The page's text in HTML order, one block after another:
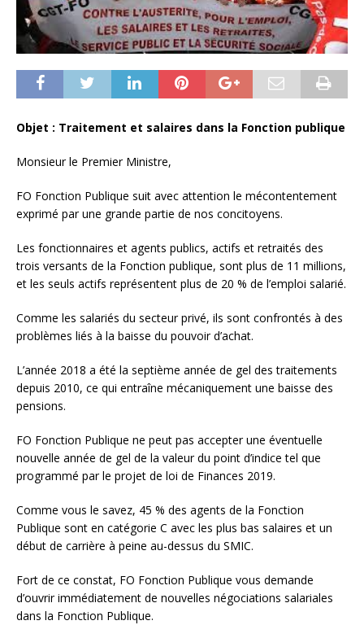
Objet : Traitement et salaires dans la Fonction publique
Monsieur le Premier Ministre,
FO Fonction Publique suit avec attention le mécontentement
exprimé par une grande partie de nos concitoyens.
Les fonctionnaires et agents publics, actifs et retraités des
trois versants de la Fonction publique, sont plus de 11 millions,
et les seuls actifs représentent plus de 20 % de l’emploi salarié.
Comme les salariés du secteur privé, ils sont confrontés à des
problèmes liés à la baisse du pouvoir d’achat.
L’année 2018 a été la septième année de gel des traitements
depuis 2010, ce qui entraîne mécaniquement une baisse des
pensions.
FO Fonction Publique ne peut pas accepter une éventuelle
nouvelle année de gel de la valeur du point d’indice tel que
programmé par le projet de loi de Finances 2019.
Comme vous le savez, 45 % des agents de la Fonction
Publique sont en catégorie C avec les plus bas salaires et un
début de carrière à peine au-dessus du SMIC.
Fort de ce constat, FO Fonction Publique vous demande
d’ouvrir immédiatement de nouvelles négociations salariales
dans la Fonction Publique.